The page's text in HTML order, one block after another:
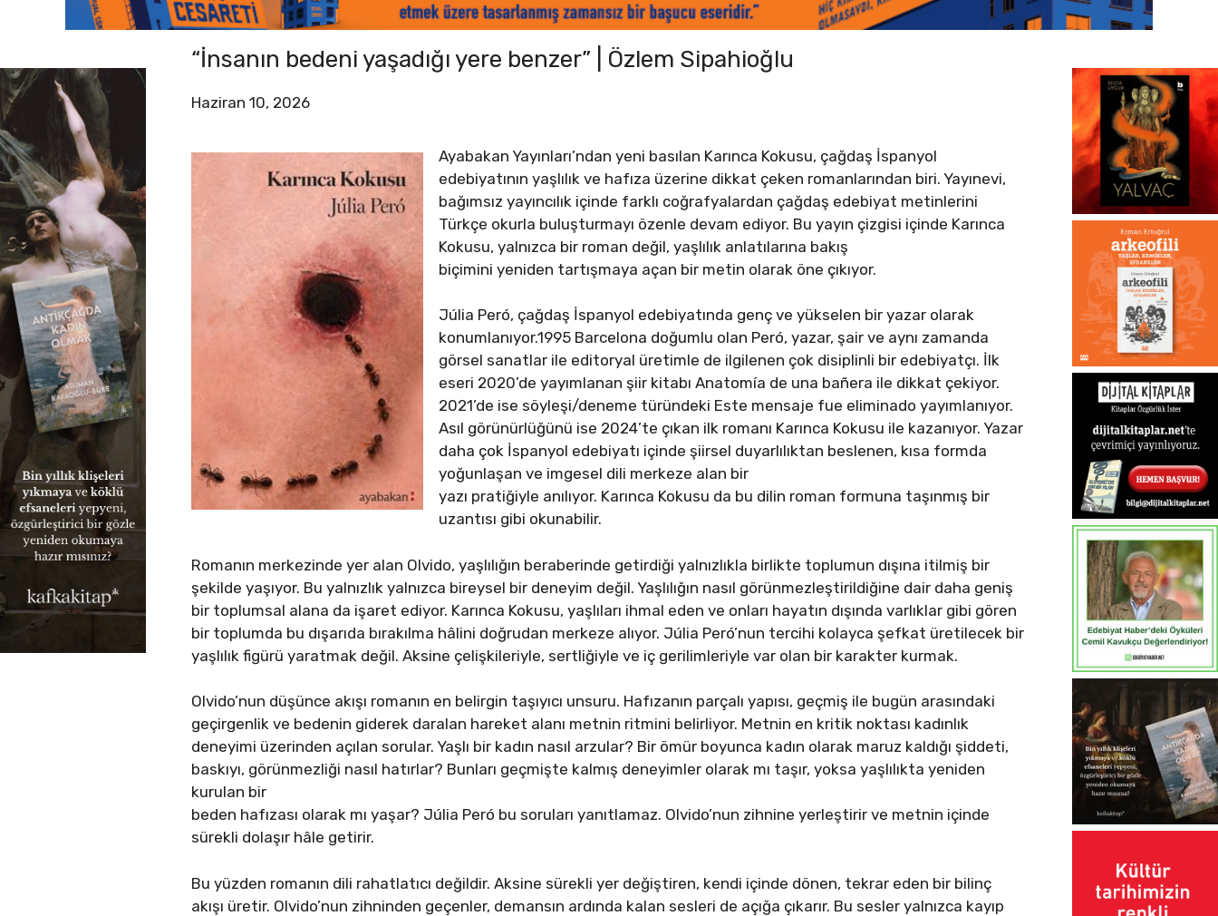
“İnsanın bedeni yaşadığı yere benzer” | Özlem Sipahioğlu
Haziran 10, 2026
Ayabakan Yayınları’ndan yeni basılan Karınca Kokusu, çağdaş İspanyol
edebiyatının yaşlılık ve hafıza üzerine dikkat çeken romanlarından biri. Yayınevi,
bağımsız yayıncılık içinde farklı coğrafyalardan çağdaş edebiyat metinlerini
Türkçe okurla buluşturmayı özenle devam ediyor. Bu yayın çizgisi içinde Karınca
Kokusu, yalnızca bir roman değil, yaşlılık anlatılarına bakış
biçimini yeniden tartışmaya açan bir metin olarak öne çıkıyor.
Júlia Peró, çağdaş İspanyol edebiyatında genç ve yükselen bir yazar olarak
konumlanıyor.1995 Barcelona doğumlu olan Peró, yazar, şair ve aynı zamanda
görsel sanatlar ile editoryal üretimle de ilgilenen çok disiplinli bir edebiyatçı. İlk
eseri 2020’de yayımlanan şiir kitabı Anatomía de una bañera ile dikkat çekiyor.
2021’de ise söyleşi/deneme türündeki Este mensaje fue eliminado yayımlanıyor.
Asıl görünürlüğünü ise 2024’te çıkan ilk romanı Karınca Kokusu ile kazanıyor. Yazar
daha çok İspanyol edebiyatı içinde şiirsel duyarlılıktan beslenen, kısa formda
yoğunlaşan ve imgesel dili merkeze alan bir
yazı pratiğiyle anılıyor. Karınca Kokusu da bu dilin roman formuna taşınmış bir
uzantısı gibi okunabilir.
Romanın merkezinde yer alan Olvido, yaşlılığın beraberinde getirdiği yalnızlıkla birlikte toplumun dışına itilmiş bir
şekilde yaşıyor. Bu yalnızlık yalnızca bireysel bir deneyim değil. Yaşlılığın nasıl görünmezleştirildiğine dair daha geniş
bir toplumsal alana da işaret ediyor. Karınca Kokusu, yaşlıları ihmal eden ve onları hayatın dışında varlıklar gibi gören
bir toplumda bu dışarıda bırakılma hâlini doğrudan merkeze alıyor. Júlia Peró’nun tercihi kolayca şefkat üretilecek bir
yaşlılık figürü yaratmak değil. Aksine çelişkileriyle, sertliğiyle ve iç gerilimleriyle var olan bir karakter kurmak.
Olvido’nun düşünce akışı romanın en belirgin taşıyıcı unsuru. Hafızanın parçalı yapısı, geçmiş ile bugün arasındaki
geçirgenlik ve bedenin giderek daralan hareket alanı metnin ritmini belirliyor. Metnin en kritik noktası kadınlık
deneyimi üzerinden açılan sorular. Yaşlı bir kadın nasıl arzular? Bir ömür boyunca kadın olarak maruz kaldığı şiddeti,
baskıyı, görünmezliği nasıl hatırlar? Bunları geçmişte kalmış deneyimler olarak mı taşır, yoksa yaşlılıkta yeniden
kurulan bir
beden hafızası olarak mı yaşar? Júlia Peró bu soruları yanıtlamaz. Olvido’nun zihnine yerleştirir ve metnin içinde
sürekli dolaşır hâle getirir.
Bu yüzden romanın dili rahatlatıcı değildir. Aksine sürekli yer değiştiren, kendi içinde dönen, tekrar eden bir bilinç
akışı üretir. Olvido’nun zihninden geçenler, demansın ardında kalan sesleri de açığa çıkarır. Bu sesler yalnızca kayıp